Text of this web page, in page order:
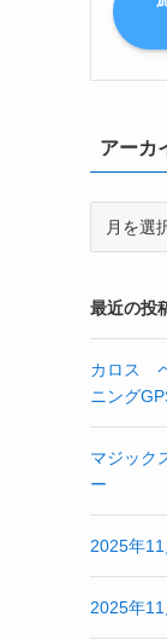
アーカ
ブ
最近の投
カロス
ニング
マジック
ー
2025年
2025年